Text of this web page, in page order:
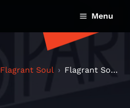
Menu
Flagrant Soul Flagrant Soul : Polar